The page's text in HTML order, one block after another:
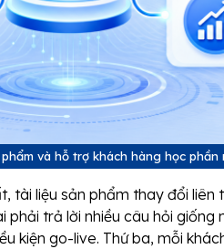
và hỗ trợ khách hàng học phần
tài liệu sản phẩm thay đổi liên
phải trả lời nhiều câu hỏi giống
kiện go-live. Thứ ba, mỗi